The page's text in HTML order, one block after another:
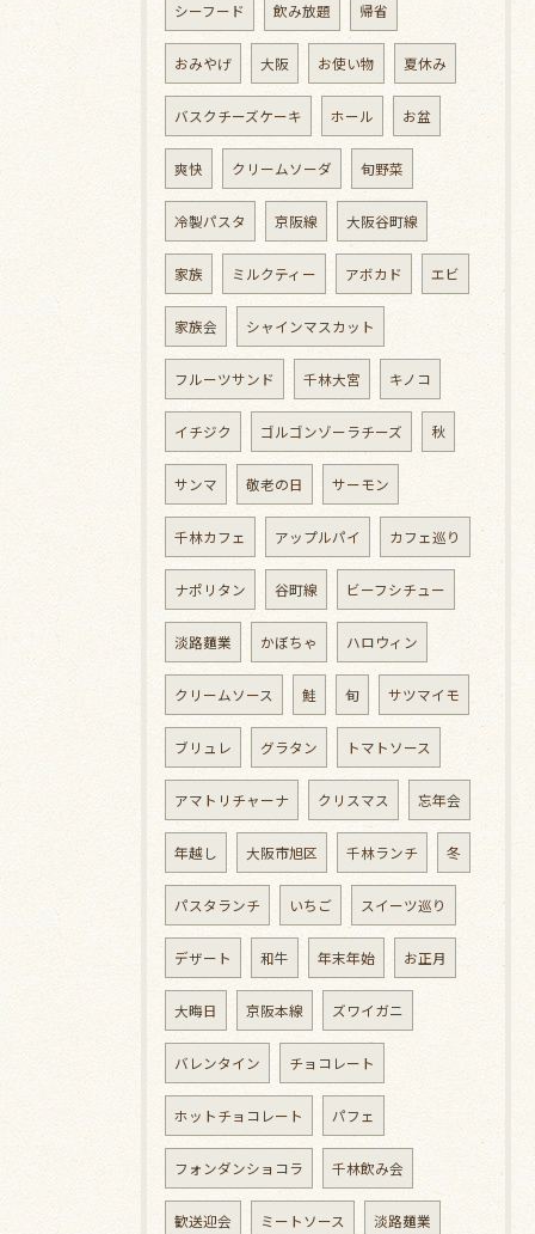
シーフード 飲み放題 帰省
おみやげ 大阪 お使い物 夏休み
バスクチーズケーキ ホール お盆
爽快 クリームソーダ 旬野菜
冷製パスタ 京阪線 大阪谷町線
家族 ミルクティー アボカド エビ
家族会 シャインマスカット
フルーツサンド 千林大宮 キノコ
イチジク ゴルゴンゾーラチーズ 秋
サンマ 敬老の日 サーモン
千林カフェ アップルパイ カフェ巡り
ナポリタン 谷町線 ビーフシチュー
淡路麵業 かぼちゃ ハロウィン
クリームソース 鮭 旬 サツマイモ
ブリュレ グラタン トマトソース
アマトリチャーナ クリスマス 忘年会
年越し 大阪市旭区 千林ランチ 冬
パスタランチ いちご スイーツ巡り
デザート 和牛 年末年始 お正月
大晦日 京阪本線 ズワイガニ
バレンタイン チョコレート
ホットチョコレート パフェ
フォンダンショコラ 千林飲み会
歓送迎会 ミートソース 淡路麺業